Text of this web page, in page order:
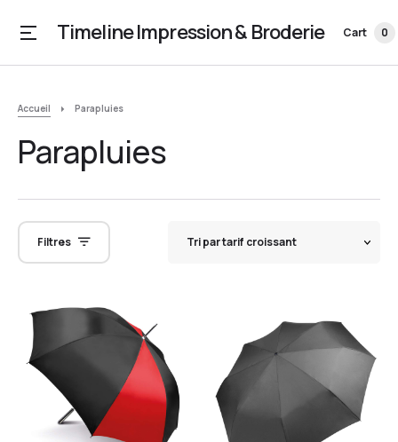
Timeline Impression & Broderie Cart 0
Accueil Parapluies
Parapluies
Filtres